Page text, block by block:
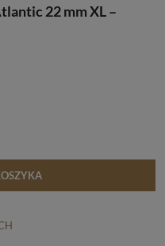
22 mm XL –